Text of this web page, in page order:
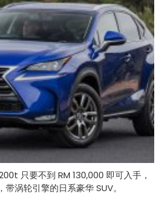
只要不到 RM 130,000 即可入手，
涡轮引擎的日系豪华 SUV。